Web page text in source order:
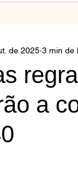
a
de 2025 3 min de